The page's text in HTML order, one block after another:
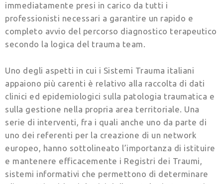
immediatamente presi in carico da tutti i
professionisti necessari a garantire un rapido e
completo avvio del percorso diagnostico terapeutico
secondo la logica del trauma team.
Uno degli aspetti in cui i Sistemi Trauma italiani
appaiono più carenti è relativo alla raccolta di dati
clinici ed epidemiologici sulla patologia traumatica e
sulla gestione nella propria area territoriale. Una
serie di interventi, fra i quali anche uno da parte di
uno dei referenti per la creazione di un network
europeo, hanno sottolineato l’importanza di istituire
e mantenere efficacemente i Registri dei Traumi,
sistemi informativi che permettono di determinare